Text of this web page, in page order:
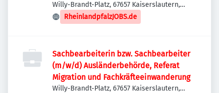
Willy-Brandt-Platz, 67657 Kaiserslautern,
Deutschland
RheinlandpfalzJOBS.de
Sachbearbeiterin bzw. Sachbearbeiter
(m/w/d) Ausländerbehörde, Referat
Migration und Fachkräfteeinwanderung
Willy-Brandt-Platz, 67657 Kaiserslautern,